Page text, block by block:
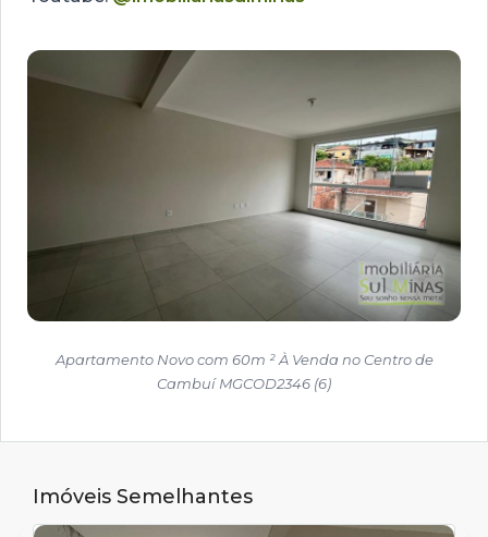
Apartamento Novo com 60m ² À Venda no Centro de
Cambuí MGCOD2346 (6)
Imóveis Semelhantes